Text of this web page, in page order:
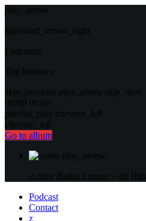
play_arrow
keyboard_arrow_right
Listeners:
Top listeners:
skip_previous play_arrow skip_next
00:00 00:00
playlist_play chevron_left
chevron_left
Go to album
play_arrow
Active Radio Encore + de Hits
Podcast
Contact